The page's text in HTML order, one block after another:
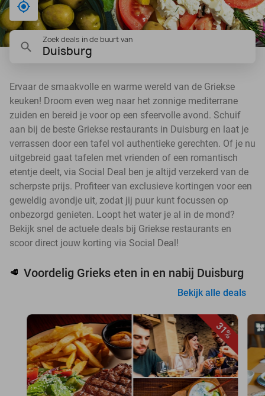
Bij mij in de buurt
Zoek deals in de buurt van
Duisburg
Ervaar de smaakvolle en warme wereld van de Griekse
keuken! Droom even weg naar het zonnige mediterrane
zuiden en bereid je voor op een sfeervolle avond. Schuif
aan bij de beste Griekse restaurants in Duisburg en laat je
verrassen door een tafel vol authentieke gerechten. Of je nu
uitgebreid gaat tafelen met vrienden of een romantisch
etentje deelt, via Social Deal ben je altijd verzekerd van de
scherpste prijs. Profiteer van exclusieve kortingen voor een
geweldig avondje uit, zodat jij puur kunt focussen op
onbezorgd genieten. Loopt het water je al in de mond?
Bekijk snel de actuele deals bij Griekse restaurants en
scoor direct jouw korting via Social Deal!
🥩 Voordelig Grieks eten in en nabij Duisburg
Bekijk alle deals
31%